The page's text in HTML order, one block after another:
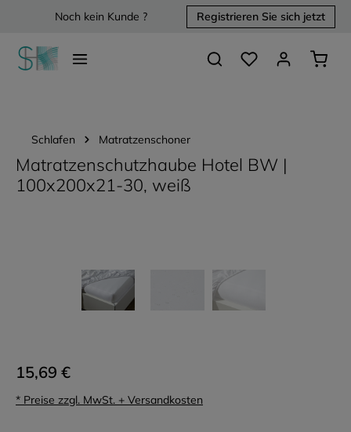
springenNoch kein Kunde ? Registrieren Sie sich jetzt
Du hast 0 Produkte
Schlafen Matratzenschoner
Matratzenschutzhaube Hotel BW |
100x200x21-30, weiß
15,69 €
* Preise zzgl. MwSt. + Versandkosten